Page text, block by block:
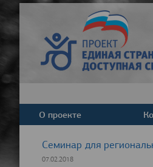
О проекте
Cеминар для
07.02.2018